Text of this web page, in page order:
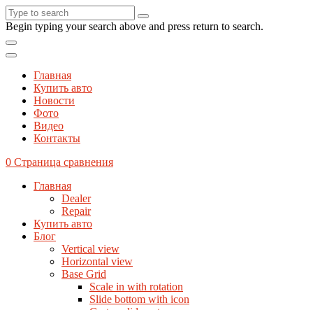
Begin typing your search above and press return to search.
Главная
Купить авто
Новости
Фото
Видео
Контакты
0 Страница сравнения
Главная
Dealer
Repair
Купить авто
Блог
Vertical view
Horizontal view
Base Grid
Scale in with rotation
Slide bottom with icon